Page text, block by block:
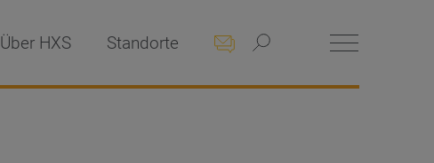
Über HXS Standorte